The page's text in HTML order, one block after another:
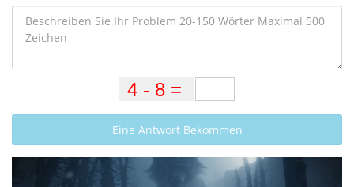
Eine Antwort Bekommen